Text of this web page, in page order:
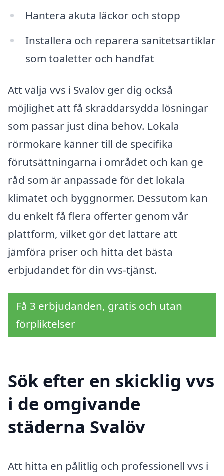
Hantera akuta läckor och stopp
Installera och reparera sanitetsartiklar
som toaletter och handfat
Att välja vvs i Svalöv ger dig också
möjlighet att få skräddarsydda lösningar
som passar just dina behov. Lokala
rörmokare känner till de specifika
förutsättningarna i området och kan ge
råd som är anpassade för det lokala
klimatet och byggnormer. Dessutom kan
du enkelt få flera offerter genom vår
plattform, vilket gör det lättare att
jämföra priser och hitta det bästa
erbjudandet för din vvs-tjänst.
Få 3 erbjudanden, gratis och utan
förpliktelser
Sök efter en skicklig vvs
i de omgivande
städerna Svalöv
Att hitta en pålitlig och professionell vvs i